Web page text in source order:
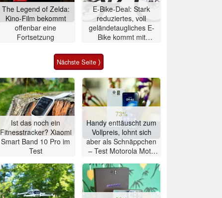
The Legend of Zelda:
Kino-Film bekommt
offenbar eine
Fortsetzung
E-Bike-Deal: Stark
reduziertes, voll
geländetaugliches E-
Bike kommt mit
Nächste Seite ⟩
Ist das noch ein
Fitnesstracker? Xiaomi
Smart Band 10 Pro im
Test
73%
Handy enttäuscht zum
Vollpreis, lohnt sich
aber als Schnäppchen
– Test Motorola Moto